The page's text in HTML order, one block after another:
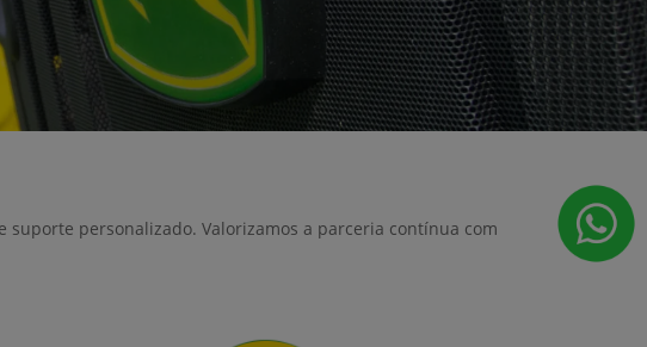
suporte personalizado. Valorizamos a parceria contínua com